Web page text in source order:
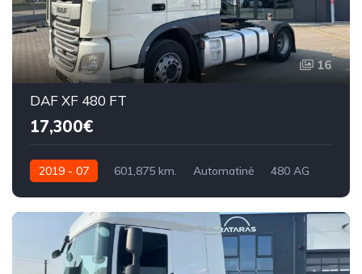
16
DAF XF 480 FT
17,300€
2019 - 07 601,875 km. Automatinė 480 AG